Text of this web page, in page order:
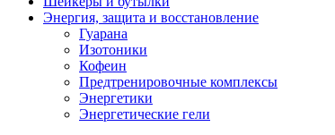
Энергия, защита и восстановление
Гуарана
Изотоники
Кофеин
Предтренировочные комплексы
Энергетики
Энергетические гели